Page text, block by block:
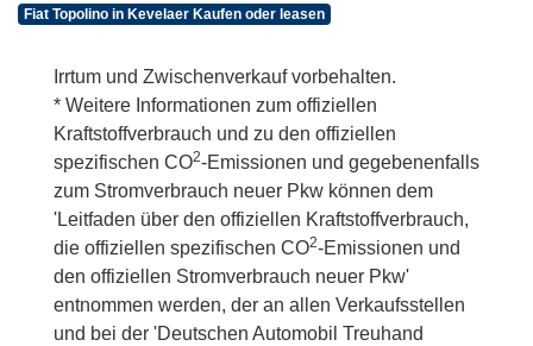
Fiat Topolino in Kevelaer Kaufen oder leasen
Irrtum und Zwischenverkauf vorbehalten.
* Weitere Informationen zum offiziellen
Kraftstoffverbrauch und zu den offiziellen
spezifischen CO2-Emissionen und gegebenenfalls
zum Stromverbrauch neuer Pkw können dem
'Leitfaden über den offiziellen Kraftstoffverbrauch,
die offiziellen spezifischen CO2-Emissionen und
den offiziellen Stromverbrauch neuer Pkw'
entnommen werden, der an allen Verkaufsstellen
und bei der 'Deutschen Automobil Treuhand